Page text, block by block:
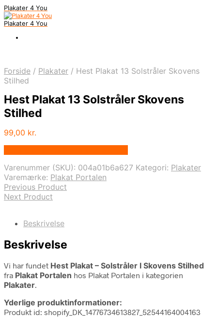
Plakater 4 You
Plakater 4 You
Forside / Plakater / Hest Plakat 13 Solstråler Skovens
Stilhed
Hest Plakat 13 Solstråler Skovens
Stilhed
99,00 kr.
Varenummer (SKU): 004a01b6a627 Kategori: Plakater
Varemærke: Plakat Portalen
Previous Product
Next Product
Beskrivelse
Beskrivelse
Vi har fundet Hest Plakat – Solstråler I Skovens Stilhed
fra Plakat Portalen hos Plakat Portalen i kategorien
Plakater.
Yderlige produktinformationer:
Produkt id: shopify_DK_14776734613827_52544164004163